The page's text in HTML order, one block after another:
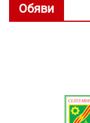
Обяви